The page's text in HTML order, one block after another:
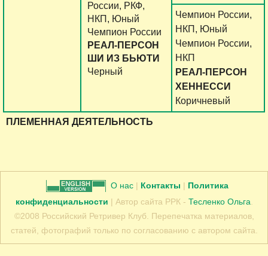
России, РКФ,
НКП, Юный
Чемпион России
РЕАЛ-ПЕРСОН
ШИ ИЗ БЬЮТИ
Черный
Чемпион России,
НКП, Юный
Чемпион России,
НКП
РЕАЛ-ПЕРСОН
ХЕННЕССИ
Коричневый
ПЛЕМЕННАЯ ДЕЯТЕЛЬНОСТЬ
О нас | Контакты | Политика
конфиденциальности | Автор сайта РРК - Тесленко Ольга
©2008 Российский Ретривер Клуб. Перепечатка материалов,
статей, фотографий только по согласованию с автором сайта.